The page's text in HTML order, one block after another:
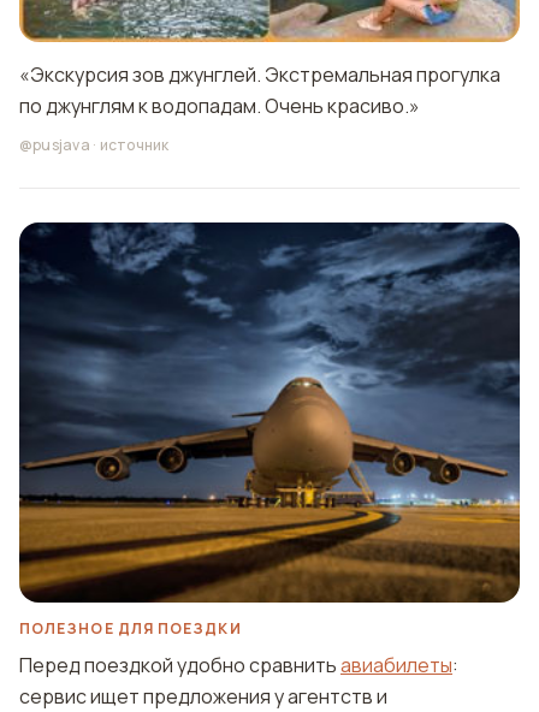
«Экскурсия зов джунглей. Экстремальная прогулка
по джунглям к водопадам. Очень красиво.»
@pusjava · источник
ПОЛЕЗНОЕ ДЛЯ ПОЕЗДКИ
Перед поездкой удобно сравнитьавиабилеты:
сервис ищет предложения у агентств и